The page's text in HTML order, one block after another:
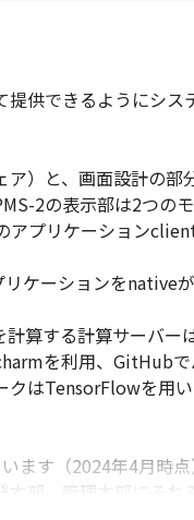
提供できるようにシス
ア）と、画面設計の
2の表示部は2つの
アプリケーション
ケーションをnative
計算する計算サーバ
を利用、GitHub
クはTensorFlowを用
ます（2024年4月時点
本部、管理本部にそれ